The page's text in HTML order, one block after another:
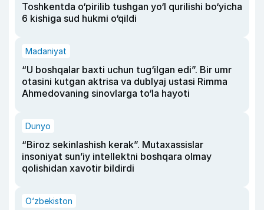
Toshkentda o‘pirilib tushgan yo‘l qurilishi bo‘yicha
6 kishiga sud hukmi o‘qildi
Madaniyat
“U boshqalar baxti uchun tug‘ilgan edi”. Bir umr
otasini kutgan aktrisa va dublyaj ustasi Rimma
Ahmedovaning sinovlarga to‘la hayoti
Dunyo
“Biroz sekinlashish kerak”. Mutaxassislar
insoniyat sun’iy intellektni boshqara olmay
qolishidan xavotir bildirdi
O‘zbekiston